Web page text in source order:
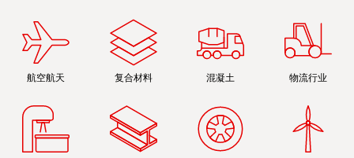
航空航天 复合材料 混凝土 物流行业